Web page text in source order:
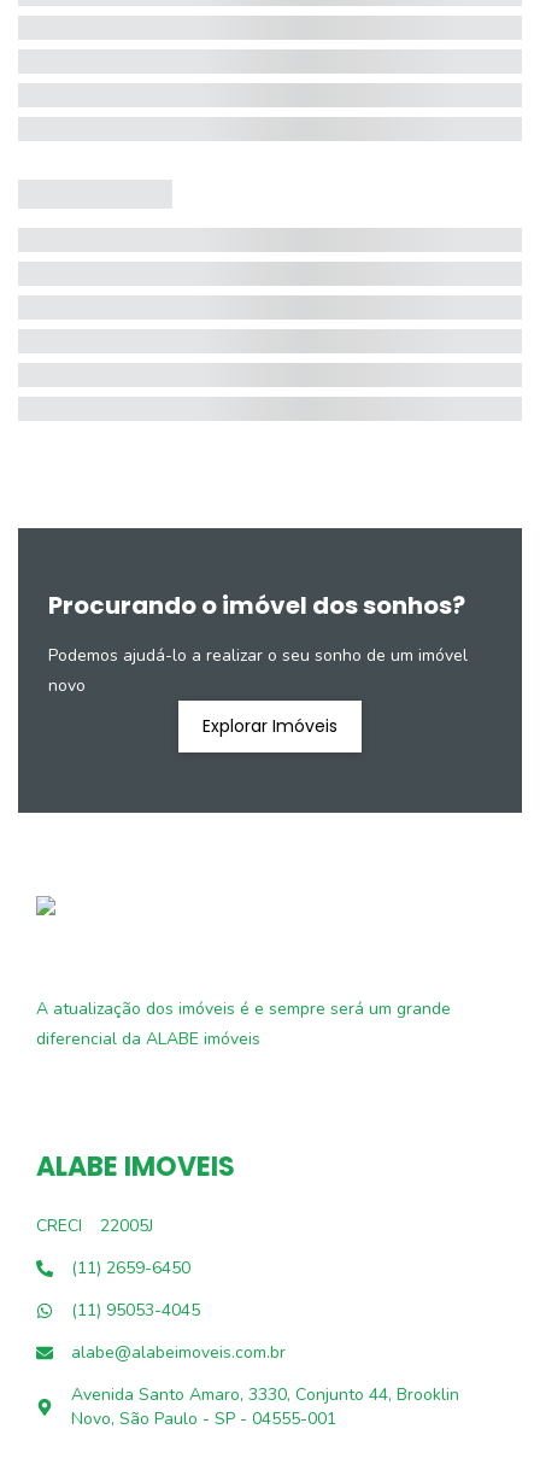
Procurando o imóvel dos sonhos?
Podemos ajudá-lo a realizar o seu sonho de um imóvel
novo
Explorar Imóveis
A atualização dos imóveis é e sempre será um grande
diferencial da ALABE imóveis
ALABE IMOVEIS
CRECI
22005J
(11) 2659-6450
(11) 95053-4045
alabe@alabeimoveis.com.br
Avenida Santo Amaro, 3330, Conjunto 44, Brooklin
Novo, São Paulo - SP - 04555-001